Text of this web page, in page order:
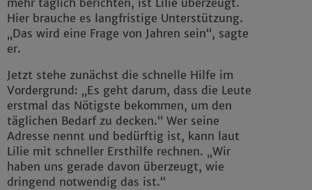
mehr täglich berichten, ist Lilie überzeugt.
Hier brauche es langfristige Unterstützung.
„Das wird eine Frage von Jahren sein“, sagte
er.
Jetzt stehe zunächst die schnelle Hilfe im
Vordergrund: „Es geht darum, dass die Leute
erstmal das Nötigste bekommen, um den
täglichen Bedarf zu decken.“ Wer seine
Adresse nennt und bedürftig ist, kann laut
Lilie mit schneller Ersthilfe rechnen. „Wir
haben uns gerade davon überzeugt, wie
dringend notwendig das ist.“